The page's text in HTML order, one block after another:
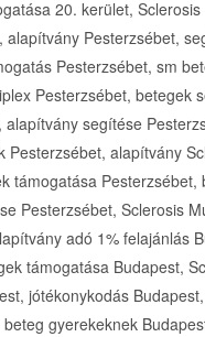
20. kerület,
alapítvány Pesterzsébet,
Pesterzsébet, sm
Pesterzsébet,
segítése
Pesterzsébet, alapítvány
támogatása
Pesterzsébet, Sclerosis
adó 1% felajánlás
támogatása Budapest,
jótékonykodás
gyerekeknek